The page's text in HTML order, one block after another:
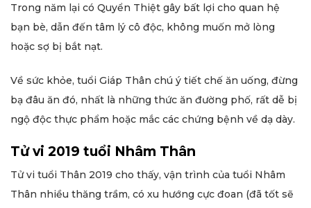
Trong năm lại có Quyển Thiệt gây bất lợi cho quan hệ
bạn bè, dẫn đến tâm lý cô độc, không muốn mở lòng
hoặc sợ bị bắt nạt.
Về sức khỏe, tuổi Giáp Thân chú ý tiết chế ăn uống, đừng
bạ đâu ăn đó, nhất là những thức ăn đường phố, rất dễ bị
ngộ độc thực phẩm hoặc mắc các chứng bệnh về dạ dày.
Tử vi 2019 tuổi Nhâm Thân
Tử vi tuổi Thân 2019 cho thấy, vận trình của tuổi Nhâm
Thân nhiều thăng trầm, có xu hướng cực đoan (đã tốt sẽ